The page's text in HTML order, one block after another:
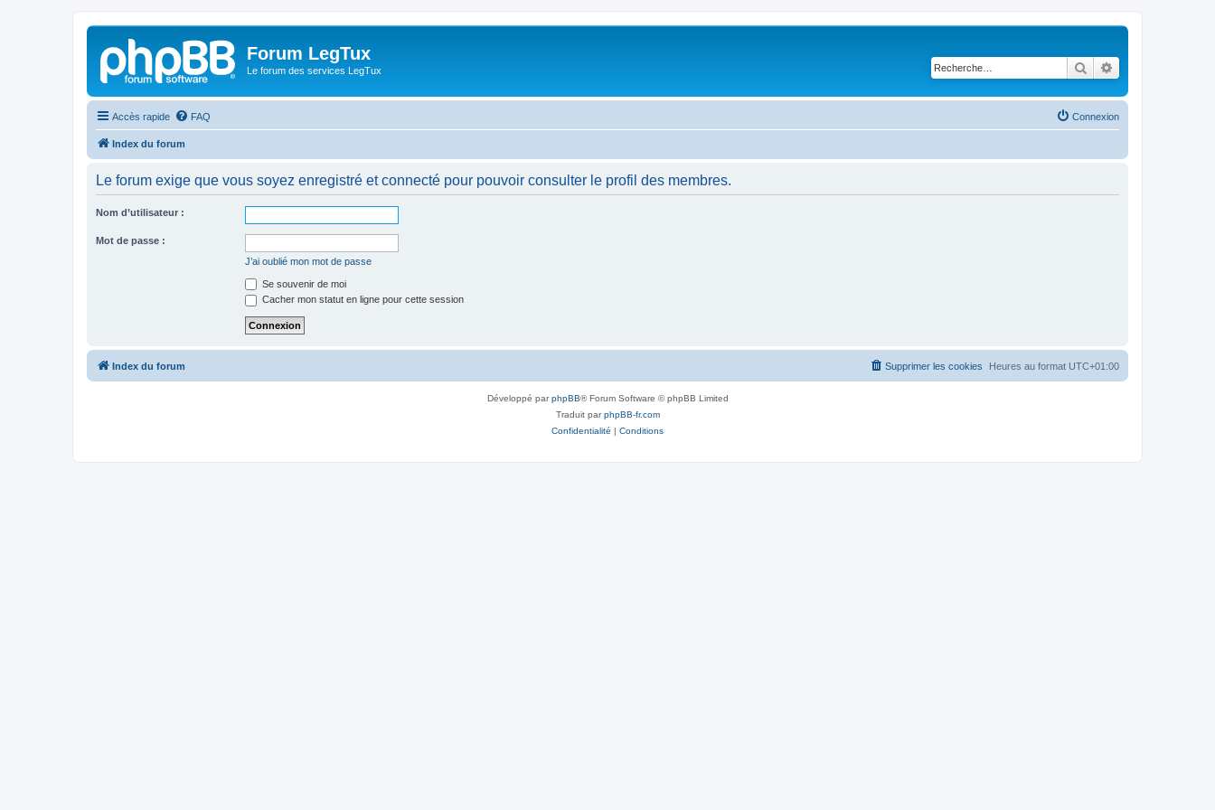
Forum LegTux
Le forum des services LegTux Rechercher
Accès rapide FAQ Connexion
Index du forum
Le forum exige que vous soyez enregistré et connecté pour pouvoir consulter le profil des membres.
Nom d’utilisateur :
Mot de passe :
J’ai oublié mon mot de passe
Se souvenir de moi
Cacher mon statut en ligne pour cette session
Index du forum Heures au format UTC+01:00
Supprimer les cookies
Développé parphpBB® Forum Software © phpBB Limited
Traduit parphpBB-fr.com
Confidentialité | Conditions